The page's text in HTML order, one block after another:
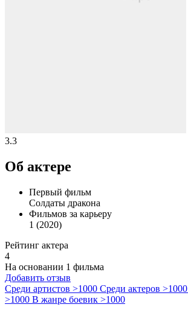
3.3
Об актере
Первый фильм
Солдаты дракона
Фильмов за карьеру
1 (2020)
Рейтинг актера
4
На основании 1 фильма
Добавить отзыв
Среди артистов >1000 Среди актеров >1000
>1000 В жанре боевик >1000